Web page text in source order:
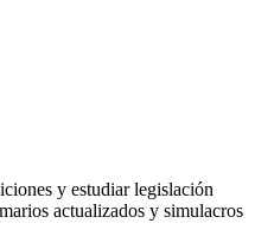
y estudiar legislación
actualizados y simulacros